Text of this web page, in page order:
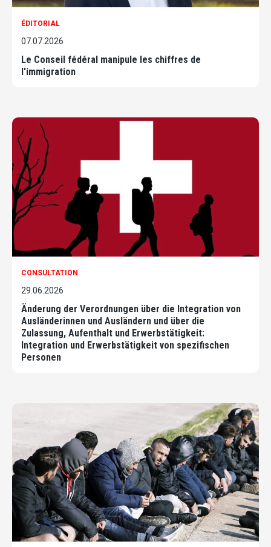
ÉDITORIAL
07.07.2026
Le Conseil fédéral manipule les chiffres de
l'immigration
CONSULTATION
29.06.2026
Änderung der Verordnungen über die Integration von
Ausländerinnen und Ausländern und über die
Zulassung, Aufenthalt und Erwerbstätigkeit:
Integration und Erwerbstätigkeit von spezifischen
Personen